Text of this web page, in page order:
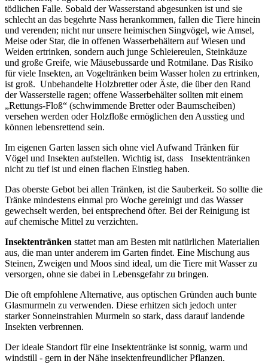
tödlichen Falle. Sobald der Wasserstand abgesunken ist und sie
schlecht an das begehrte Nass herankommen, fallen die Tiere hinein
und verenden; nicht nur unsere heimischen Singvögel, wie Amsel,
Meise oder Star, die in offenen Wasserbehältern auf Wiesen und
Weiden ertrinken, sondern auch junge Schleiereulen, Steinkäuze
und große Greife, wie Mäusebussarde und Rotmilane. Das Risiko
für viele Insekten, an Vogeltränken beim Wasser holen zu ertrinken,
ist groß. Unbehandelte Holzbretter oder Äste, die über den Rand
der Wasserstelle ragen; offene Wasserbehälter sollten mit einem
„Rettungs-Floß“ (schwimmende Bretter oder Baumscheiben)
versehen werden oder Holzfloße ermöglichen den Ausstieg und
können lebensrettend sein.
Im eigenen Garten lassen sich ohne viel Aufwand Tränken für
Vögel und Insekten aufstellen. Wichtig ist, dass Insektentränken
nicht zu tief ist und einen flachen Einstieg haben.
Das oberste Gebot bei allen Tränken, ist die Sauberkeit. So sollte die
Tränke mindestens einmal pro Woche gereinigt und das Wasser
gewechselt werden, bei entsprechend öfter. Bei der Reinigung ist
auf chemische Mittel zu verzichten.
Insektentränken stattet man am Besten mit natürlichen Materialien
aus, die man unter anderem im Garten findet. Eine Mischung aus
Steinen, Zweigen und Moos sind ideal, um die Tiere mit Wasser zu
versorgen, ohne sie dabei in Lebensgefahr zu bringen.
Die oft empfohlene Alternative, aus optischen Gründen auch bunte
Glasmurmeln zu verwenden. Diese erhitzen sich jedoch unter
starker Sonneinstrahlen Murmeln so stark, dass darauf landende
Insekten verbrennen.
Der ideale Standort für eine Insektentränke ist sonnig, warm und
windstill - gern in der Nähe insektenfreundlicher Pflanzen.